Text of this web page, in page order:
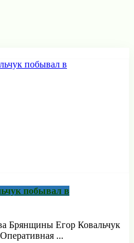
побывал в
Брянщины Егор Ковальчук
...